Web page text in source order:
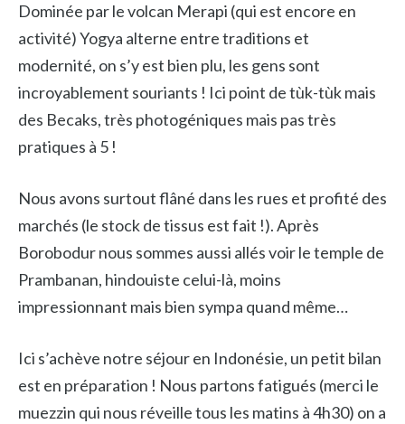
Dominée par le volcan Merapi (qui est encore en
activité) Yogya alterne entre traditions et
modernité, on s’y est bien plu, les gens sont
incroyablement souriants ! Ici point de tùk-tùk mais
des Becaks, très photogéniques mais pas très
pratiques à 5 !
Nous avons surtout flâné dans les rues et profité des
marchés (le stock de tissus est fait !). Après
Borobodur nous sommes aussi allés voir le temple de
Prambanan, hindouiste celui-là, moins
impressionnant mais bien sympa quand même…
Ici s’achève notre séjour en Indonésie, un petit bilan
est en préparation ! Nous partons fatigués (merci le
muezzin qui nous réveille tous les matins à 4h30) on a